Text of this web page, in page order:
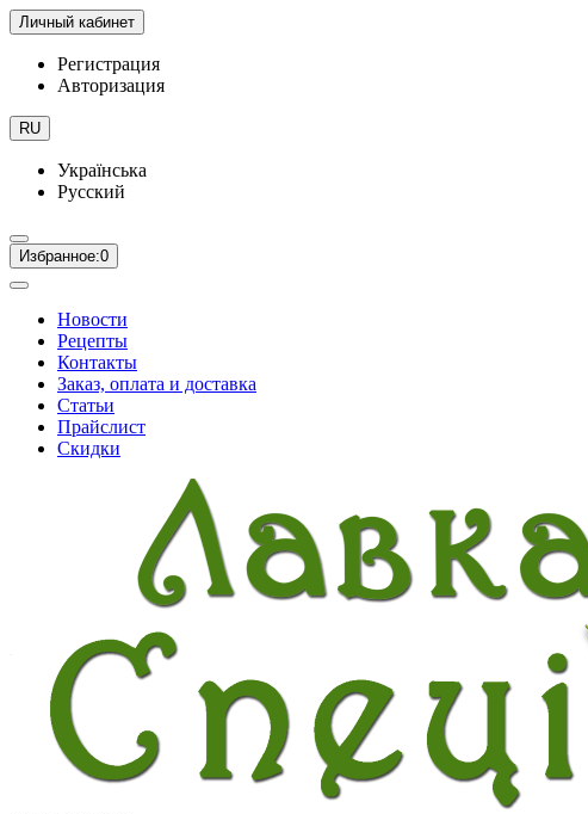
Личный кабинет
Регистрация
Авторизация
RU
Українська
Русский
Избранное:0
Новости
Рецепты
Контакты
Заказ, оплата и доставка
Статьи
Прайслист
Скидки